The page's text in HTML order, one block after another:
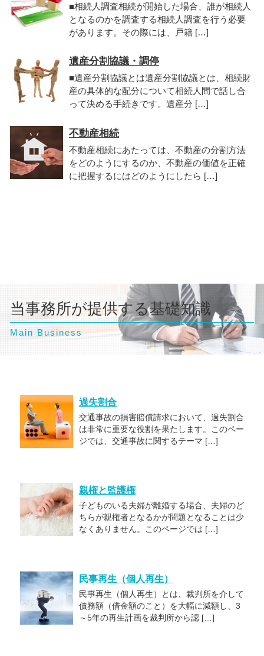
■相続人調査相続が開始した場合、誰が相続人
となるのかを調査する相続人調査を行う必要
があります。その際には、戸籍 […]
遺産分割協議・調停
■遺産分割協議とは遺産分割協議とは、相続財
産の具体的な配分について相続人間で話し合
って決める手続きです。遺産分 […]
不動産相続
不動産相続にあたっては、不動産の分割方法
をどのようにするのか、不動産の価値を正確
に把握するにはどのようにしたら […]
当事務所が提供する基礎知識
Main Business
過失割合
交通事故の損害賠償請求において、過失割合
は非常に重要な役割を果たします。このペー
ジでは、交通事故に関するテーマ […]
親権と監護権
子どものいる夫婦が離婚する場合、夫婦のど
ちらが親権者となるかが問題となることは少
なくありません。このページでは […]
民事再生（個人再生）
民事再生（個人再生）とは、裁判所を介して
債務額（借金額のこと）を大幅に減額し、3
～5年の再生計画を裁判所から認 […]